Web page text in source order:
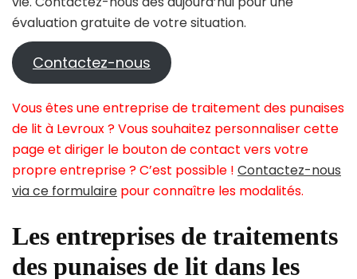
évaluation gratuite de votre situation.
Contactez-nous
Vous êtes une entreprise de traitement des punaises
de lit à Levroux ? Vous souhaitez personnaliser cette
page et diriger le bouton de contact vers votre
propre entreprise ? C’est possible ! Contactez-nous
via ce formulaire pour connaître les modalités.
Les entreprises de traitements
des punaises de lit dans les